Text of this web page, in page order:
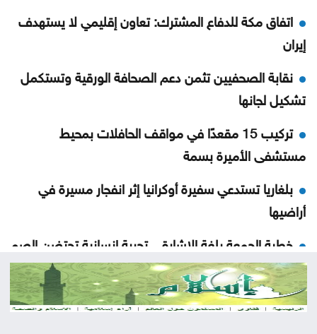
اتفاق مكة للدفاع المشترك: تعاون إقليمي لا يستهدف
إيران
نقابة الصحفيين تثمن دعم الصحافة الورقية وتستكمل
تشكيل لجانها
تركيب 15 مقعدًا في مواقف الحافلات بمحيط
مستشفى الأميرة بسمة
بلغاريا تستدعي سفيرة أوكرانيا إثر انفجار مسيرة في
أراضيها
خطبة الجمعة بلغة الإشارة .. تجربة إنسانية تحتضن الصم
في العقبة
إصابة 3 عسكريين لبنانيين أثناء تفكيك ذخائر جنوبي